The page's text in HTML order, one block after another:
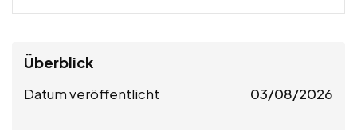
Überblick
Datum veröffentlicht 03/08/2026